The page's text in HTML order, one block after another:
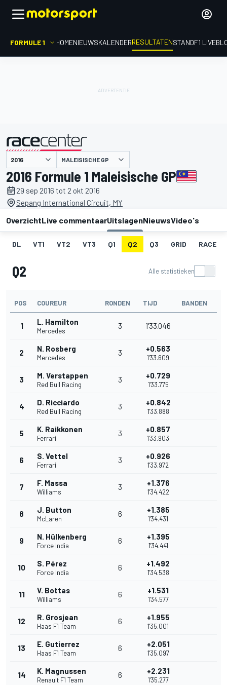
FORMULE 1 HOMENIEUWSKALENDERRESULTATENSTANDF1
gepresenteerd door MALEISISCHE GP
2016 Formule 1 Maleisische GP
29 sep 2016 tot 2 okt 2016
Sepang International Circuit, MY
OverzichtLive commentaarUitslagenNieuwsVideo's
DL VT1 VT2 VT3 Q1 Q2 Q3 GRID RACE
Q2 Alle statistieken
POS COUREUR RONDEN TIJD BANDEN
1 L. Hamilton
Mercedes
3 1'33.046
2 N. Rosberg
Mercedes
3 +0.563
1'33.609
3 M. Verstappen
Red Bull Racing
3 +0.729
1'33.775
4 D. Ricciardo
Red Bull Racing
3 +0.842
1'33.888
5 K. Raikkonen
Ferrari
3 +0.857
1'33.903
6 S. Vettel
Ferrari
3 +0.926
1'33.972
7 F. Massa
Williams
3 +1.376
1'34.422
8 J. Button
McLaren
6 +1.385
1'34.431
9 N. Hülkenberg
Force India
6 +1.395
1'34.441
10 S. Pérez
Force India
6 +1.492
1'34.538
11 V. Bottas
Williams
6 +1.531
1'34.577
12 R. Grosjean
Haas F1 Team
6 +1.955
1'35.001
13 E. Gutierrez
Haas F1 Team
6 +2.051
1'35.097
14 K. Magnussen
Renault F1 Team
6 +2.231
1'35.277